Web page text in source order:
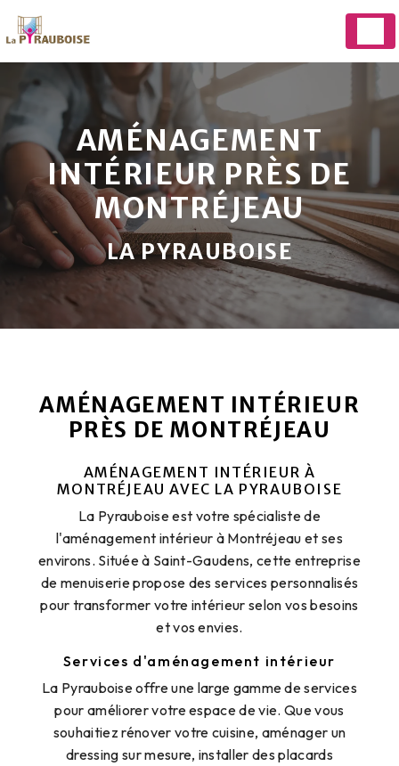
AMÉNAGEMENT
INTÉRIEUR PRÈS DE
MONTRÉJEAU
LA PYRAUBOISE
AMÉNAGEMENT INTÉRIEUR
PRÈS DE MONTRÉJEAU
AMÉNAGEMENT INTÉRIEUR À
MONTRÉJEAU AVEC LA PYRAUBOISE
La Pyrauboise est votre spécialiste de
l'aménagement intérieur à Montréjeau et ses
environs. Située à Saint-Gaudens, cette entreprise
de menuiserie propose des services personnalisés
pour transformer votre intérieur selon vos besoins
et vos envies.
Services d'aménagement intérieur
La Pyrauboise offre une large gamme de services
pour améliorer votre espace de vie. Que vous
souhaitiez rénover votre cuisine, aménager un
dressing sur mesure, installer des placards